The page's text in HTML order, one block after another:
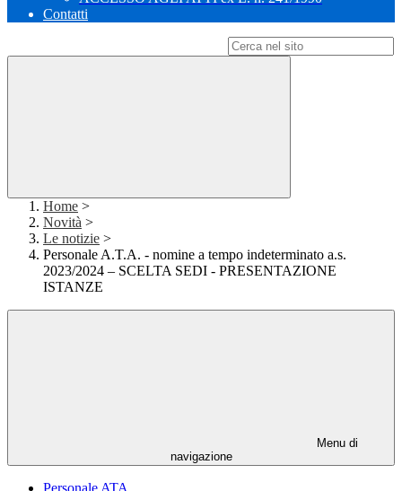
Contatti
Home >
Novità >
Le notizie >
Personale A.T.A. - nomine a tempo indeterminato a.s.
2023/2024 – SCELTA SEDI - PRESENTAZIONE
ISTANZE
Menu di
navigazione